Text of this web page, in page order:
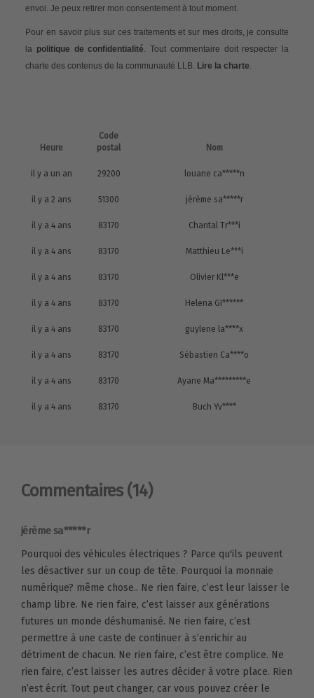
envoi. Je peux retirer mon consentement à tout moment.
Pour en savoir plus sur ces traitements et sur mes droits, je consulte
la politique de confidentialité. Tout commentaire doit respecter la
charte des contenus de la communauté LLB. Lire la charte.
Heure
Code
postal
Nom
il y a un an 29200 louane ca*****n
il y a 2 ans 51300 jérème sa*****r
il y a 4 ans 83170 Chantal Tr***i
il y a 4 ans 83170 Matthieu Le***i
il y a 4 ans 83170 Olivier Kl***e
il y a 4 ans 83170 Helena GI******
il y a 4 ans 83170 guylene la****x
il y a 4 ans 83170 Sébastien Ca****o
il y a 4 ans 83170 Ayane Ma*********e
il y a 4 ans 83170 Buch Yv****
Commentaires (14)
jérème sa*****r
Pourquoi des véhicules électriques ? Parce qu'ils peuvent
les désactiver sur un coup de tête. Pourquoi la monnaie
numérique? même chose.. Ne rien faire, c’est leur laisser le
champ libre. Ne rien faire, c’est laisser aux générations
futures un monde déshumanisé. Ne rien faire, c’est
permettre à une caste de continuer à s’enrichir au
détriment de chacun. Ne rien faire, c’est être complice. Ne
rien faire, c’est laisser les autres décider à votre place. Rien
n’est écrit. Tout peut changer, car vous pouvez créer le